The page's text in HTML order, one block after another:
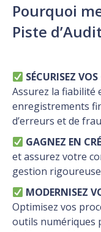
Pourquoi
Piste
SÉCURISEZ
Assurez la fiabilité
enregistrements
d’erreurs et de
GAGNEZ EN
et assurez votre
gestion
MODERNISEZ
Optimisez vos
outils numériques